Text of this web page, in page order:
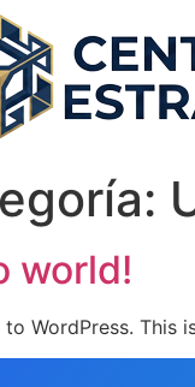
world!
to WordPress.